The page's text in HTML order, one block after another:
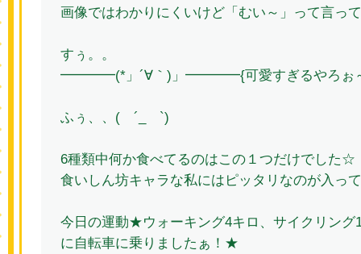
画像ではわかりにくいけど「むい～」って言っ
すぅ。。
━━━━(*」´∀｀)」━━━━{可愛すぎるやろぉ
ふぅ、、( ´_ゝ`)
6種類中何か食べてるのはこの１つだけでした☆
食いしん坊キャラな私にはピッタリなのが入
今日の運動★ウォーキング4キロ、サイクリング
に自転車に乗りましたぁ！★